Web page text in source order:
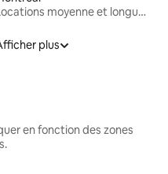
Locations moyenne et longue durée
plus
en fonction des zones